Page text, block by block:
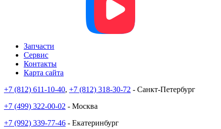
Запчасти
Сервис
Контакты
Карта сайта
+7 (812) 611-10-40, +7 (812) 318-30-72 - Санкт-Петербург
+7 (499) 322-00-02 - Москва
+7 (992) 339-77-46 - Екатеринбург